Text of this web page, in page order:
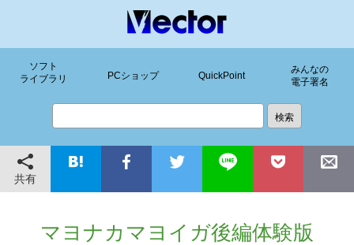
ソフト
ライブラリ
PCショップ QuickPoint
みんなの
電子署名
共有
マヨナカマヨイガ後編体験版